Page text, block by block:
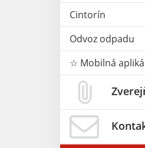
Cintorín
Odvoz odpadu
☆ Mobilná